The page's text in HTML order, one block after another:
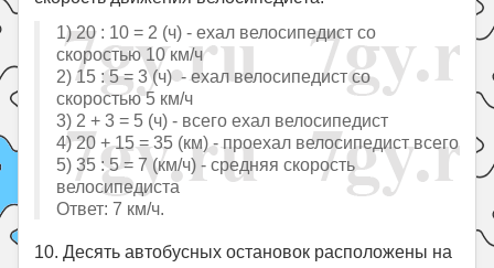
1) 20 : 10 = 2 (ч) - ехал велосипедист со
скоростью 10 км/ч
2) 15 : 5 = 3 (ч) - ехал велосипедист со
скоростью 5 км/ч
3) 2 + 3 = 5 (ч) - всего ехал велосипедист
4) 20 + 15 = 35 (км) - проехал велосипедист всего
5) 35 : 5 = 7 (км/ч) - средняя скорость
велосипедиста
Ответ: 7 км/ч.
10. Десять автобусных остановок расположены на